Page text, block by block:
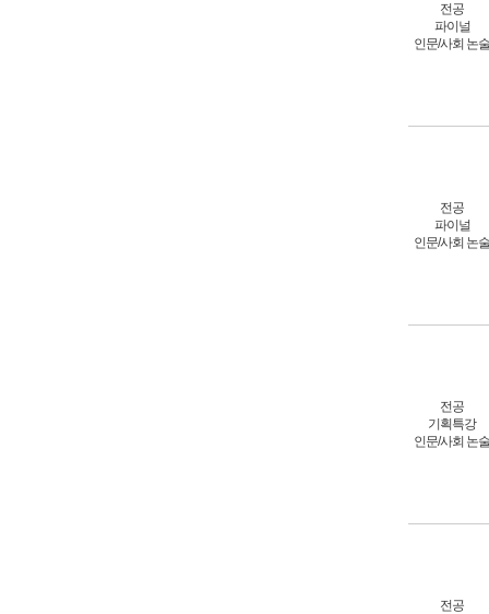
전공
파이널
인문/사회 논술
전공
파이널
인문/사회 논술
전공
기획특강
인문/사회 논술
전공